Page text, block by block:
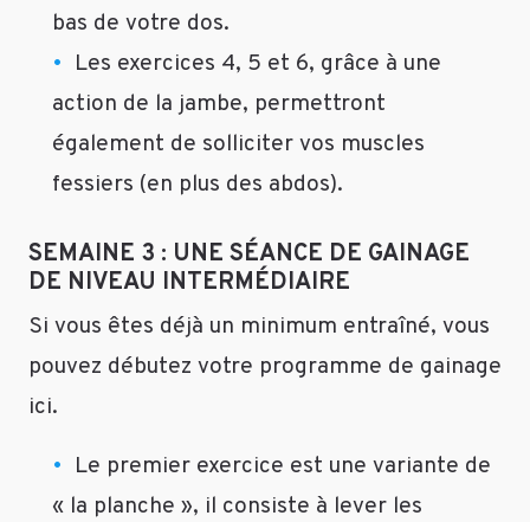
bas de votre dos.
Les exercices 4, 5 et 6, grâce à une
action de la jambe, permettront
également de solliciter vos muscles
fessiers (en plus des abdos).
SEMAINE 3 : UNE SÉANCE DE GAINAGE
DE NIVEAU INTERMÉDIAIRE
Si vous êtes déjà un minimum entraîné, vous
pouvez débutez votre programme de gainage
ici.
Le premier exercice est une variante de
« la planche », il consiste à lever les
faux
pratiquant
des
sportives
adaptées
que
la
(associées
une
alimentation